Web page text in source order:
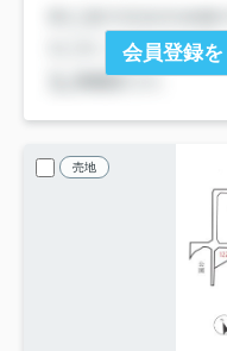
会員登録
売地